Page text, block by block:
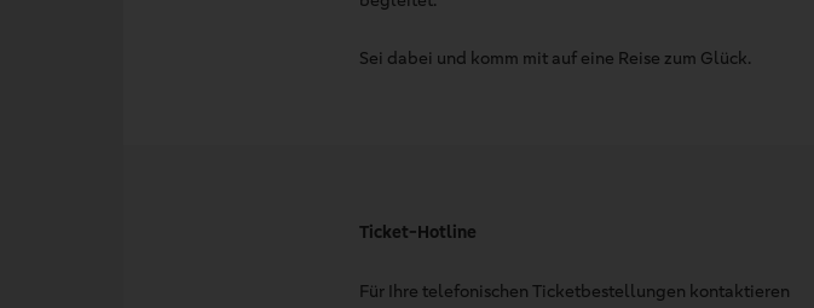
Sei dabei und komm mit auf eine Reise zum Glück.
Ticket-Hotline
Für Ihre telefonischen Ticketbestellungen kontaktieren